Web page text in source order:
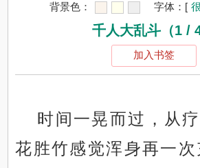
背景色： 字体： [
千人大乱斗（1 / 4
加入书签
时间一晃而过，从
花胜竹感觉浑身再一次